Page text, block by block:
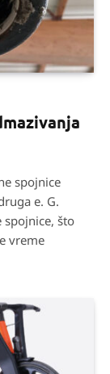
spojnice
e. G.
spojnice, što
vreme